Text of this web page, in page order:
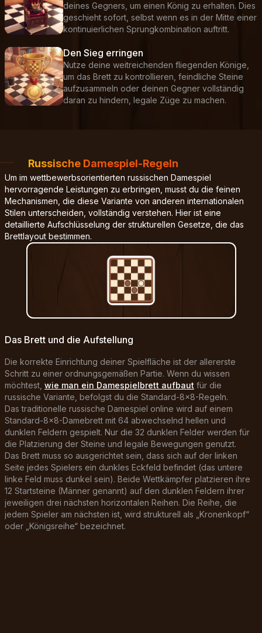
deines Gegners, um einen König zu erhalten. Dies
geschieht sofort, selbst wenn es in der Mitte einer
kontinuierlichen Sprungkombination auftritt.
Den Sieg erringen
Nutze deine weitreichenden fliegenden Könige,
um das Brett zu kontrollieren, feindliche Steine
aufzusammeln oder deinen Gegner vollständig
daran zu hindern, legale Züge zu machen.
Russische Damespiel-Regeln
Um im wettbewerbsorientierten russischen Damespiel
hervorragende Leistungen zu erbringen, musst du die feinen
Mechanismen, die diese Variante von anderen internationalen
Stilen unterscheiden, vollständig verstehen. Hier ist eine
detaillierte Aufschlüsselung der strukturellen Gesetze, die das
Brettlayout bestimmen.
Das Brett und die Aufstellung
Die korrekte Einrichtung deiner Spielfläche ist der allererste
Schritt zu einer ordnungsgemäßen Partie. Wenn du wissen
möchtest, wie man ein Damespielbrett aufbaut für die
russische Variante, befolgst du die Standard-8x8-Regeln.
Das traditionelle russische Damespiel online wird auf einem
Standard-8x8-Damebrett mit 64 abwechselnd hellen und
dunklen Feldern gespielt. Nur die 32 dunklen Felder werden für
die Platzierung der Steine und legale Bewegungen genutzt.
Das Brett muss so ausgerichtet sein, dass sich auf der linken
Seite jedes Spielers ein dunkles Eckfeld befindet (das untere
linke Feld muss dunkel sein). Beide Wettkämpfer platzieren ihre
12 Startsteine (Männer genannt) auf den dunklen Feldern ihrer
jeweiligen drei nächsten horizontalen Reihen. Die Reihe, die
jedem Spieler am nächsten ist, wird strukturell als „Kronenkopf“
oder „Königsreihe“ bezeichnet.